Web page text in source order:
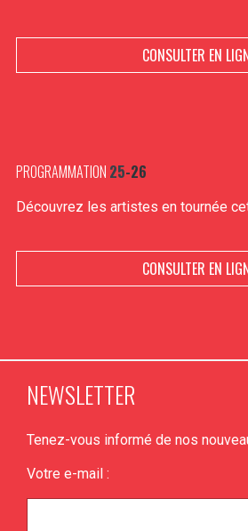
CONSULTER EN
PROGRAMMATION 25-26
Découvrez les artistes en tournée
CONSULTER EN
NEWSLETTER
Tenez-vous informé de nos
Votre e-mail :